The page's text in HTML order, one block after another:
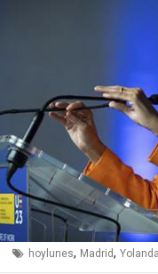
hoylunes, Madrid,